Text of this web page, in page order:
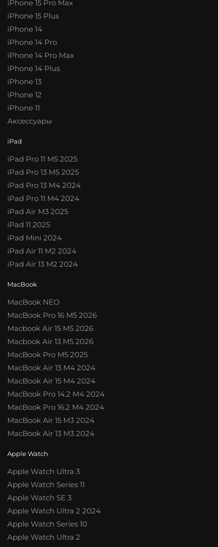
iPhone 15 Pro Max
iPhone 15 Plus
iPhone 14
iPhone 14 Pro
iPhone 14 Pro Max
iPhone 14 Plus
iPhone 13
iPhone 12
iPhone 11
Аксессуары
iPad
iPad Pro 11 M5 2025
iPad Pro 13 M5 2025
iPad Pro 13 M4 2024
iPad Pro 11 M4 2024
iPad Air M3 2025
iPad 11 2025
iPad Mini 2024
iPad Air 11 M2 2024
iPad Air 13 M2 2024
MacBook
MacBook NEO
MacBook Pro 16 M5 2026
Macbook Air 15 M5 2026
Macbook Air 13 M5 2026
MacBook Pro M5 2025
MacBook Air 13 M4 2024
MacBook Air 15 M4 2024
MacBook Pro 14.2 M4 2024
MacBook Pro 16.2 M4 2024
MacBook Air 15 M3 2024
MacBook Air 13 M3 2024
Apple Watch
Apple Watch Ultra 3
Apple Watch Series 11
Apple Watch SE 3
Apple Watch Ultra 2 2024
Apple Watch Series 10
Apple Watch Ultra 2